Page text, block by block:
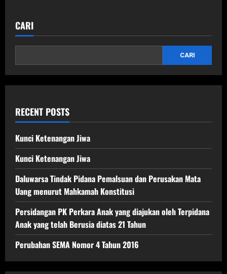
CARI
CARI
RECENT POSTS
Kunci Ketenangan Jiwa
Kunci Ketenangan Jiwa
Daluwarsa Tindak Pidana Pemalsuan dan Perusakan Mata
Uang menurut Mahkamah Konstitusi
Persidangan PK Perkara Anak yang diajukan oleh Terpidana
Anak yang telah Berusia diatas 21 Tahun
Perubahan SEMA Nomor 4 Tahun 2016